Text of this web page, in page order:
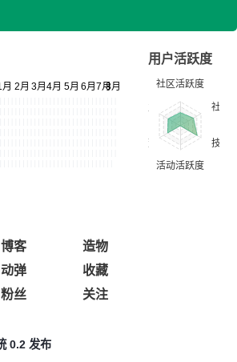
用户活跃度
博客
造物
动弹
收藏
粉丝 关注
0.2 发布